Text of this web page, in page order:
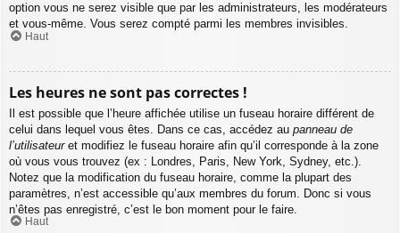
option vous ne serez visible que par les administrateurs, les modérateurs
et vous-même. Vous serez compté parmi les membres invisibles.
Haut
Les heures ne sont pas correctes !
Il est possible que l’heure affichée utilise un fuseau horaire différent de
celui dans lequel vous êtes. Dans ce cas, accédez au panneau de
l’utilisateuret modifiez le fuseau horaire afin qu’il corresponde à la zone
où vous vous trouvez (ex : Londres, Paris, New York, Sydney, etc.).
Notez que la modification du fuseau horaire, comme la plupart des
paramètres, n’est accessible qu’aux membres du forum. Donc si vous
n’êtes pas enregistré, c’est le bon moment pour le faire.
Haut